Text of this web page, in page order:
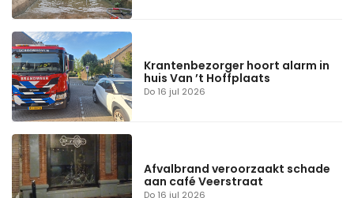
Do 16 jul 2026
Krantenbezorger hoort alarm in
huis Van ’t Hoffplaats
Do 16 jul 2026
Afvalbrand veroorzaakt schade
aan café Veerstraat